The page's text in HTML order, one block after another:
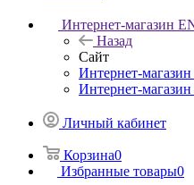
Интернет-магазин
Назад
Сайт
Интернет-
Интернет-
Личный кабинет
Корзина0
Избранные товары0